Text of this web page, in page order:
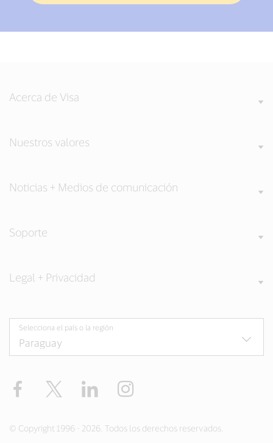
Acerca de Visa
Nuestros valores
Noticias + Medios de comunicación
Soporte
Legal + Privacidad
Selecciona el país o la región
Facebook Twitter LinkedIn
© Copyright 1996 - 2026. Todos los derechos reservados.